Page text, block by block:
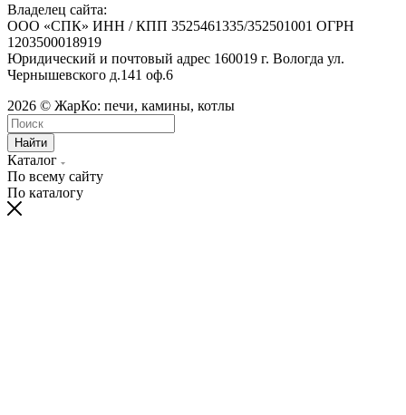
Владелец сайта:
ООО «СПК» ИНН / КПП 3525461335/352501001 ОГРН
1203500018919
Юридический и почтовый адрес 160019 г. Вологда ул.
Чернышевского д.141 оф.6
2026 © ЖарКо: печи, камины, котлы
Найти
Каталог
По всему сайту
По каталогу